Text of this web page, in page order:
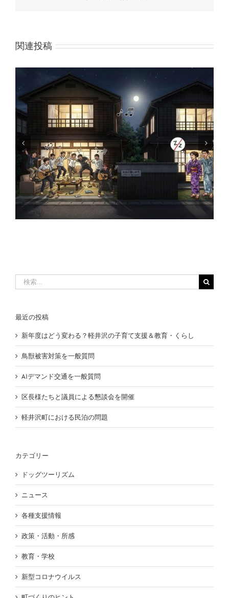
関連投稿
新年おめでとうございます
索
最近の投稿
新年度はどう変わる？軽井沢の子育て支援＆教育・くらし
鳥獣被害対策を一般質問
AIデマンド交通を一般質問
区長様たちと議員による懇談会を開催
軽井沢町における民泊の問題
カテゴリー
ドッグツーリズム
ニュース
各種支援情報
政策・活動・所感
教育・学校
新型コロナウイルス